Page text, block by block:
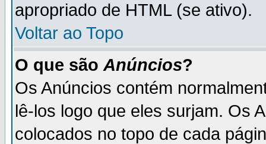
apropriado de HTML (se ativo).
Voltar ao Topo
O que são Anúncios?
Os Anúncios contém
lê-los logo que eles surjam. Os
colocados no topo de cada